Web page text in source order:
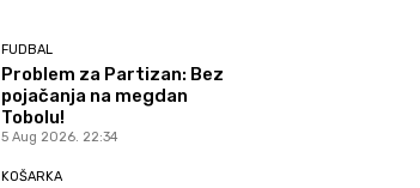
FUDBAL
Problem za Partizan: Bez
pojačanja na megdan
Tobolu!
5 Aug 2026. 22:34
KOŠARKA